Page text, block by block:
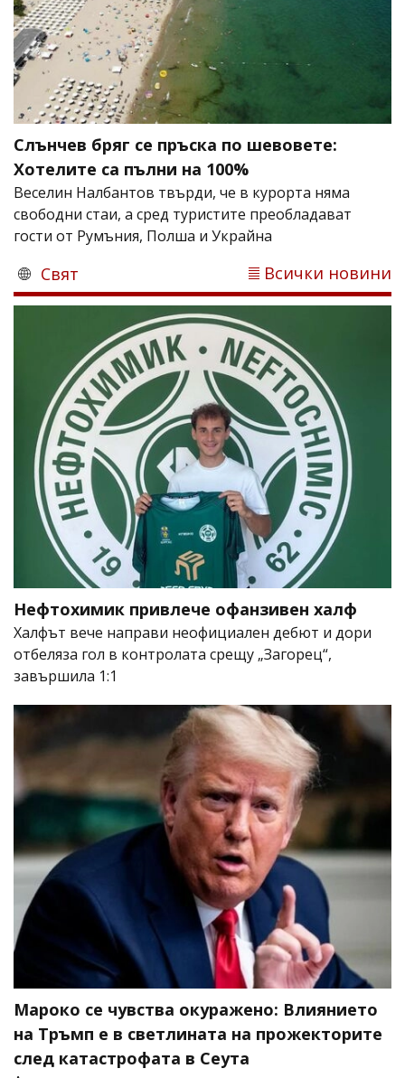
Слънчев бряг се пръска по шевовете:
Хотелите са пълни на 100%
Веселин Налбантов твърди, че в курорта няма
свободни стаи, а сред туристите преобладават
гости от Румъния, Полша и Украйна
Свят Всички новини
Нефтохимик привлече офанзивен халф
Халфът вече направи неофициален дебют и дори
отбеляза гол в контролата срещу „Загорец“,
завършила 1:1
Мароко се чувства окуражено: Влиянието
на Тръмп е в светлината на прожекторите
след катастрофата в Сеута